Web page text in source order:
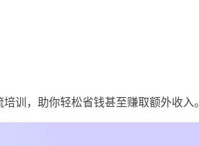
训，助你轻松省钱甚至赚取额外收入。